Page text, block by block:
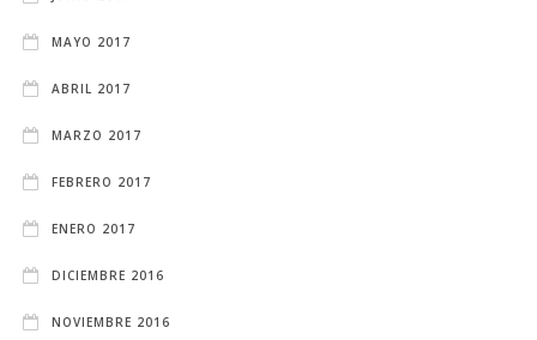
MAYO 2017
ABRIL 2017
MARZO 2017
FEBRERO 2017
ENERO 2017
DICIEMBRE 2016
NOVIEMBRE 2016